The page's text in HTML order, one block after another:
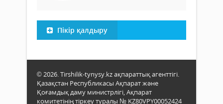
Пікір қалдыру
© 2026. Tirshilik-tynysy.kz ақпараттық агенттігі.
Қазақстан Республикасы Ақпарат және
Қоғамдық даму министрлігі, Ақпарат
комитетінің тіркеу туралы № KZ80VPY00052424